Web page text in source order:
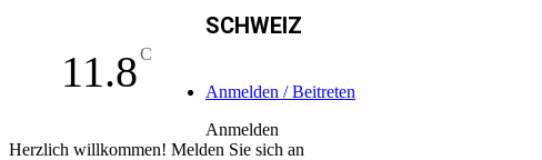
11.8C
SCHWEIZ
Anmelden / Beitreten
Anmelden
Herzlich willkommen! Melden Sie sich an